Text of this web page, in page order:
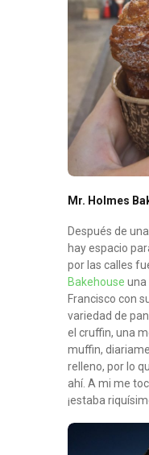
Mr. Holmes
Después de
hay espacio
por las calles
Bakehouse una
Francisco con
variedad de
el cruffin, una
muffin,
relleno, por lo
ahí. A mi me
¡estaba